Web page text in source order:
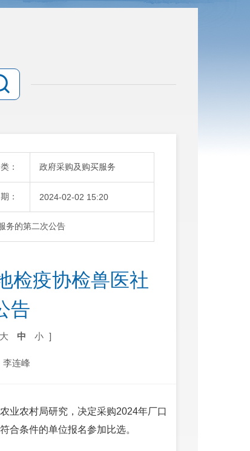
： 政府采购及购买服务
： 2024-02-02 15:20
务的第二次公告
检疫协检兽医社
告
大 中 小 ]
李连峰
业农村局研究，决定采购2024年厂口
合条件的单位报名参加比选。